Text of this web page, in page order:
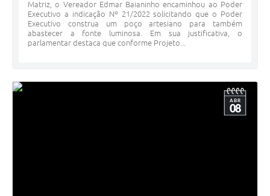
Matriz, o Vereador Edmar Baianinho encaminhou ao Poder
Executivo a indicação Nº 21/2022 solicitando que o Poder
Executivo construa um poço artesiano para também
abastecer a fonte luminosa. Em sua justificativa, o
parlamentar destaca que conforme Projeto...
ABR
08